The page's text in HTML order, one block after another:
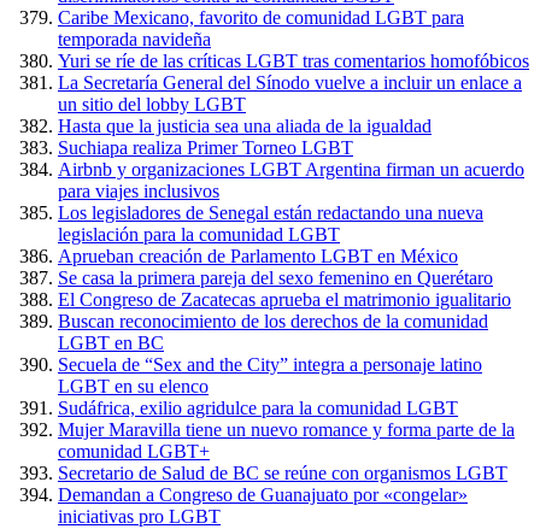
Caribe Mexicano, favorito de comunidad LGBT para
temporada navideña
Yuri se ríe de las críticas LGBT tras comentarios homofóbicos
La Secretaría General del Sínodo vuelve a incluir un enlace a
un sitio del lobby LGBT
Hasta que la justicia sea una aliada de la igualdad
Suchiapa realiza Primer Torneo LGBT
Airbnb y organizaciones LGBT Argentina firman un acuerdo
para viajes inclusivos
Los legisladores de Senegal están redactando una nueva
legislación para la comunidad LGBT
Aprueban creación de Parlamento LGBT en México
Se casa la primera pareja del sexo femenino en Querétaro
El Congreso de Zacatecas aprueba el matrimonio igualitario
Buscan reconocimiento de los derechos de la comunidad
LGBT en BC
Secuela de “Sex and the City” integra a personaje latino
LGBT en su elenco
Sudáfrica, exilio agridulce para la comunidad LGBT
Mujer Maravilla tiene un nuevo romance y forma parte de la
comunidad LGBT+
Secretario de Salud de BC se reúne con organismos LGBT
Demandan a Congreso de Guanajuato por «congelar»
iniciativas pro LGBT